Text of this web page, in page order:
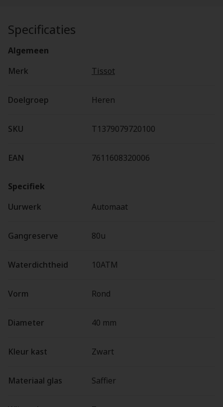
Specificaties
Algemeen
Merk
Tissot
Doelgroep Heren
SKU T1379079720100
EAN 7611608320006
Specifiek
Uurwerk
Automaat
Gangreserve 80u
Waterdichtheid 10ATM
Vorm Rond
Diameter 40 mm
Kleur kast Zwart
Materiaal glas Saffier